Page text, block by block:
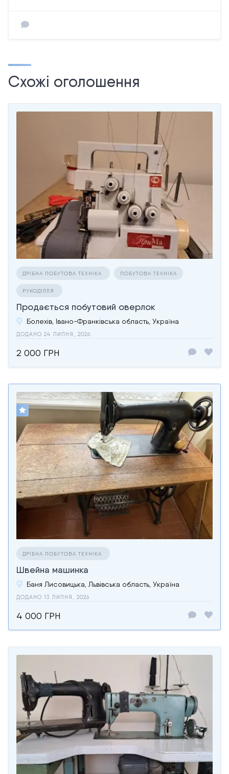
Схожі оголошення
ДРІБНА ПОБУТОВА ТЕХНІКА ПОБУТОВА ТЕХНІКА
РУКОДІЛЛЯ
Продається побутовий оверлок
Болехів, Івано-Франківська область, Україна
ДОДАНО 24 ЛИПНЯ, 2026
2 000 ГРН
ДРІБНА ПОБУТОВА ТЕХНІКА
Швейна машинка
Баня Лисовицька, Львівська область, Україна
ДОДАНО 13 ЛИПНЯ, 2026
4 000 ГРН